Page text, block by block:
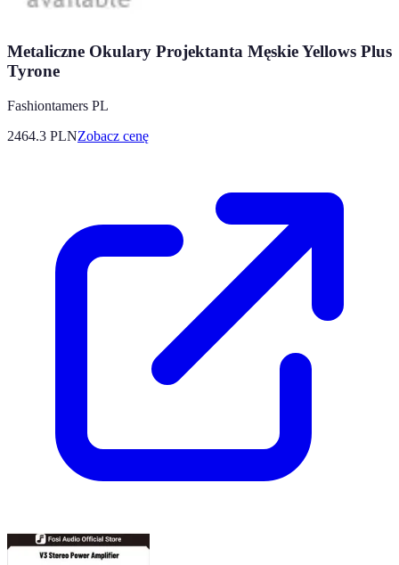
Metaliczne Okulary Projektanta Męskie Yellows Plus
Tyrone
Fashiontamers PL
2464.3 PLNZobacz cenę